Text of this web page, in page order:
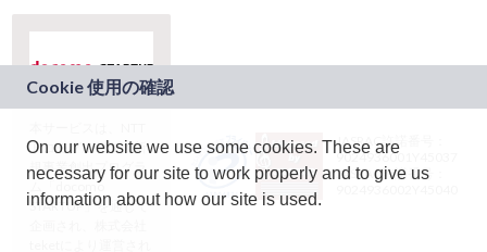
ドコモグループの新
規事業創出プログラ
ム「docomo
STARTUP」を通じて
JASRAC許諾番号：
9024936001Y45037
JASRAC許諾番号：
On our website we use some cookies. These are
necessary for our site to work properly and to give us
information about how our site is used.